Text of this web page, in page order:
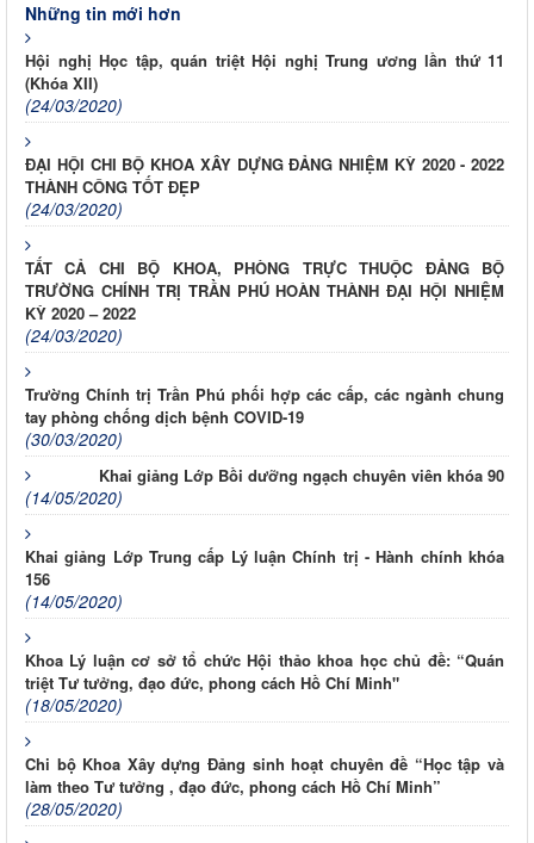
Những tin mới hơn
Hội nghị Học tập, quán triệt Hội nghị Trung ương lần thứ 11
(Khóa XII)
(24/03/2020)
ĐẠI HỘI CHI BỘ KHOA XÂY DỰNG ĐẢNG NHIỆM KỲ 2020 - 2022
THÀNH CÔNG TỐT ĐẸP
(24/03/2020)
TẤT CẢ CHI BỘ KHOA, PHÒNG TRỰC THUỘC ĐẢNG BỘ
TRƯỜNG CHÍNH TRỊ TRẦN PHÚ HOÀN THÀNH ĐẠI HỘI NHIỆM
KỲ 2020 – 2022
(24/03/2020)
Trường Chính trị Trần Phú phối hợp các cấp, các ngành chung
tay phòng chống dịch bệnh COVID-19
(30/03/2020)
Khai giảng Lớp Bồi dưỡng ngạch chuyên viên khóa 90
(14/05/2020)
Khai giảng Lớp Trung cấp Lý luận Chính trị - Hành chính khóa
156
(14/05/2020)
Khoa Lý luận cơ sở tổ chức Hội thảo khoa học chủ đề: “Quán
triệt Tư tưởng, đạo đức, phong cách Hồ Chí Minh"
(18/05/2020)
Chi bộ Khoa Xây dựng Đảng sinh hoạt chuyên đề “Học tập và
làm theo Tư tưởng , đạo đức, phong cách Hồ Chí Minh”
(28/05/2020)